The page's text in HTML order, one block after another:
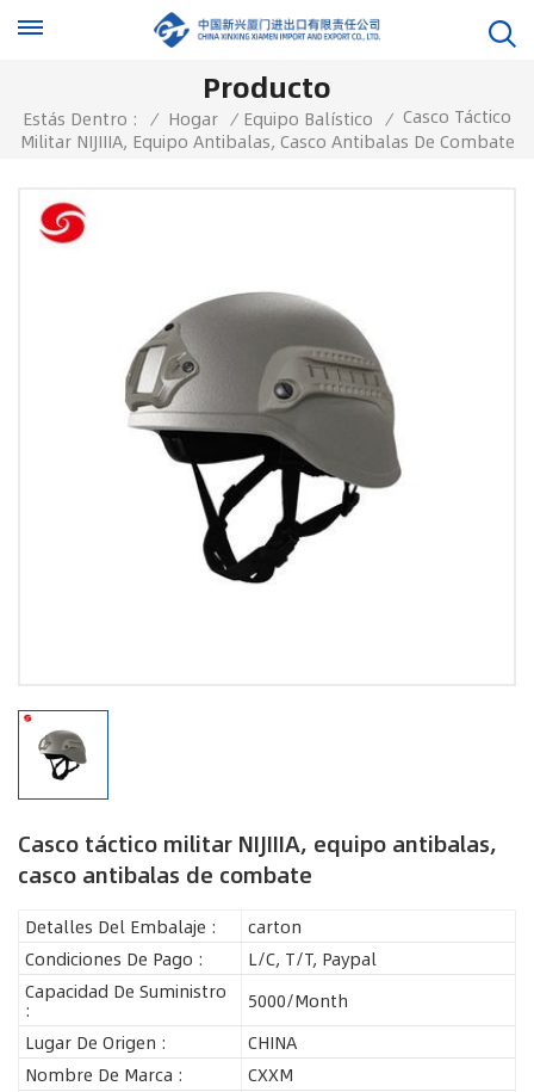
Producto
Estás Dentro : / Hogar / Equipo Balístico / Casco Táctico
Militar NIJIIIA, Equipo Antibalas, Casco Antibalas De Combate
Casco táctico militar NIJIIIA, equipo antibalas,
casco antibalas de combate
Detalles Del Embalaje :
carton
Condiciones De Pago :
L/C, T/T, Paypal
Capacidad De Suministro
:
5000/Month
Lugar De Origen :
CHINA
Nombre De Marca :
CXXM